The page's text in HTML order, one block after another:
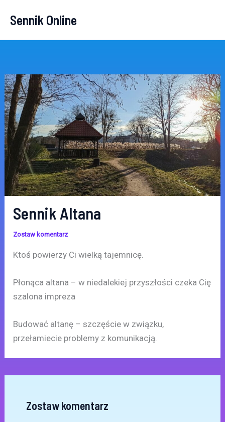
Sennik Online
Sennik Altana
Zostaw komentarz
Ktoś powierzy Ci wielką tajemnicę.
Płonąca altana – w niedalekiej przyszłości czeka Cię
szalona impreza
Budować altanę – szczęście w związku,
przełamiecie problemy z komunikacją.
Zostaw komentarz